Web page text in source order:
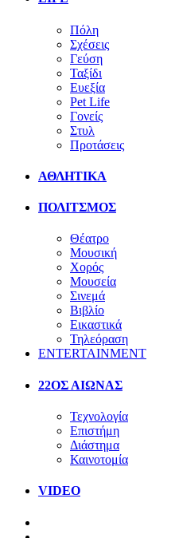
Πόλη
Σχέσεις
Γεύση
Ταξίδι
Ευεξία
Pet Life
Γονείς
Στυλ
Προτάσεις
ΑΘΛΗΤΙΚΑ
ΠΟΛΙΤΣΜΟΣ
Θέατρο
Μουσική
Χορός
Μουσεία
Σινεμά
Βιβλίο
Εικαστικά
Τηλεόραση
ENTERTAINMENT
22ΟΣ ΑΙΩΝΑΣ
Τεχνολογία
Επιστήμη
Διάστημα
Καινοτομία
VIDEO